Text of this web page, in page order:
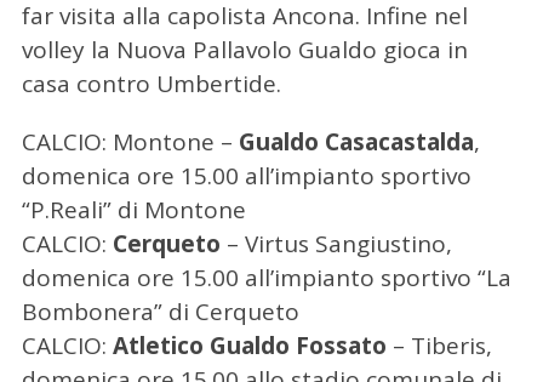
far visita alla capolista Ancona. Infine nel
volley la Nuova Pallavolo Gualdo gioca in
casa contro Umbertide.
CALCIO: Montone – Gualdo Casacastalda,
domenica ore 15.00 all’impianto sportivo
“P.Reali” di Montone
CALCIO: Cerqueto – Virtus Sangiustino,
domenica ore 15.00 all’impianto sportivo “La
Bombonera” di Cerqueto
CALCIO: Atletico Gualdo Fossato – Tiberis,